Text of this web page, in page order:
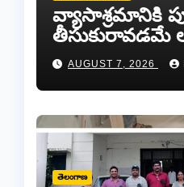
వ్యాసాశ్రమానికి
తీసుకురావడమే
AUGUST 7, 2026
తెలంగాణ